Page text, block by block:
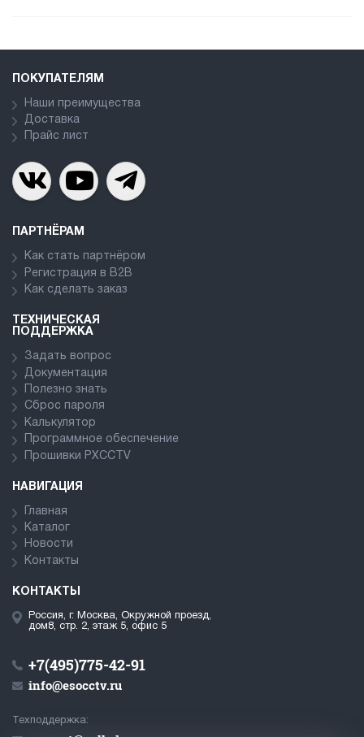
ПОКУПАТЕЛЯМ
Наши преимущества
Доставка
Прайс лист
ПАРТНЁРАМ
Как стать партнёром
Регистрация в В2В
Как сделать заказ
ТЕХНИЧЕСКАЯ
ПОДДЕРЖКА
Задать вопрос
Документация
Полезно знать
Сброс пароля
Калькулятор
Программное обеспечение
Прошивки PXCCTV
НАВИГАЦИЯ
Главная
Каталог
Новости
Контакты
КОНТАКТЫ
Россия, г. Москва, Окружной проезд,
дом8, стр. 2, этаж 5, офис 5
+7(495)775-42-91
info@esocctv.ru
Техподдержка: